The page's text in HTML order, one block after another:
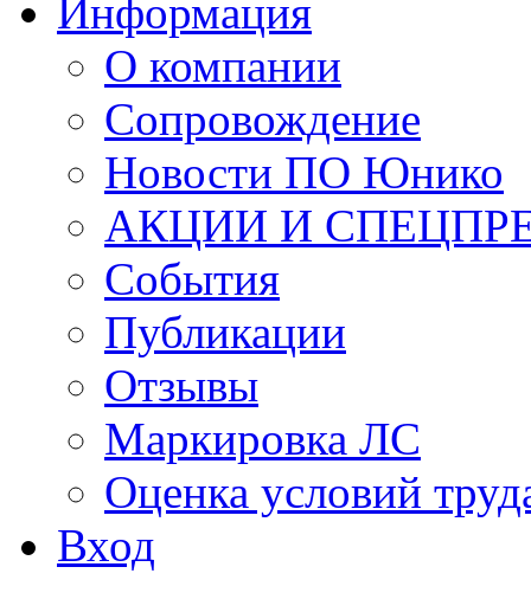
Информация
О компании
Сопровождение
Новости ПО Юнико
АКЦИИ И
События
Публикации
Отзывы
Маркировка ЛС
Оценка условий
Вход